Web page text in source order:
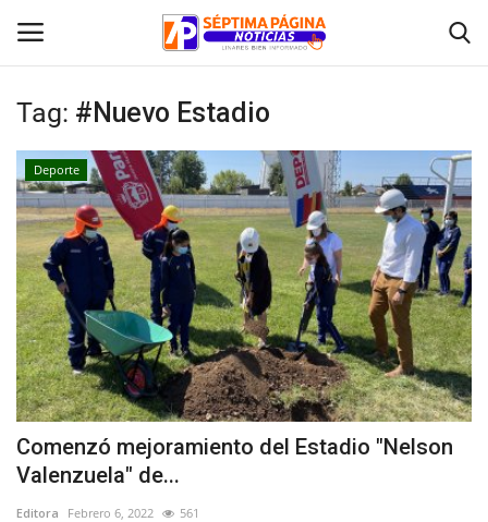
Inicio
Crónica
Policial
Tribunales
Deporte
Política
Espectáculos
Tag: #Nuevo Estadio
Deporte
Comenzó mejoramiento del Estadio "Nelson
Valenzuela" de...
Editora Febrero 6, 2022 561